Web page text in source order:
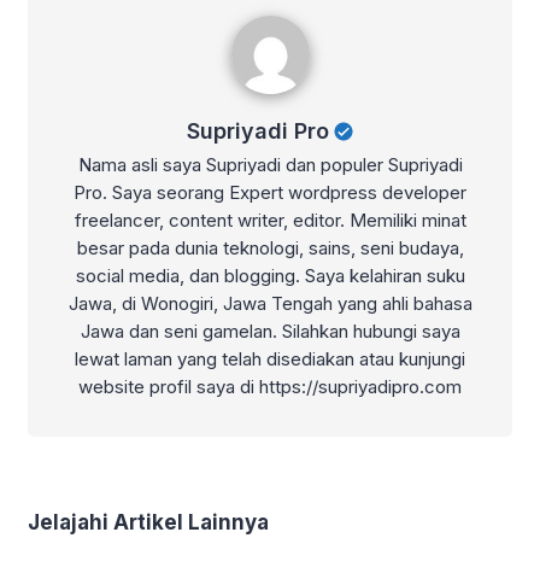
Supriyadi Pro
Nama asli saya Supriyadi dan populer Supriyadi
Pro. Saya seorang Expert wordpress developer
freelancer, content writer, editor. Memiliki minat
besar pada dunia teknologi, sains, seni budaya,
social media, dan blogging. Saya kelahiran suku
Jawa, di Wonogiri, Jawa Tengah yang ahli bahasa
Jawa dan seni gamelan. Silahkan hubungi saya
lewat laman yang telah disediakan atau kunjungi
website profil saya di https://supriyadipro.com
Jelajahi Artikel Lainnya